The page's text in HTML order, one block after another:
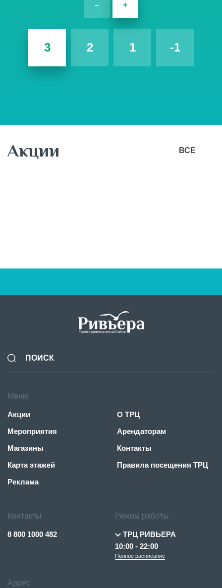
– +
3 2 1 -1
Акции ВСЕ
Адрес
Контакты
8 800 1000 482
Режим работы
ТРЦ РИВЬЕРА
10:00 - 22:00
Полное расписание
Меню
Акции
Мероприятия
Магазины
Карта этажей
Реклама
О ТРЦ
Арендаторам
Контакты
Правила посещения ТРЦ